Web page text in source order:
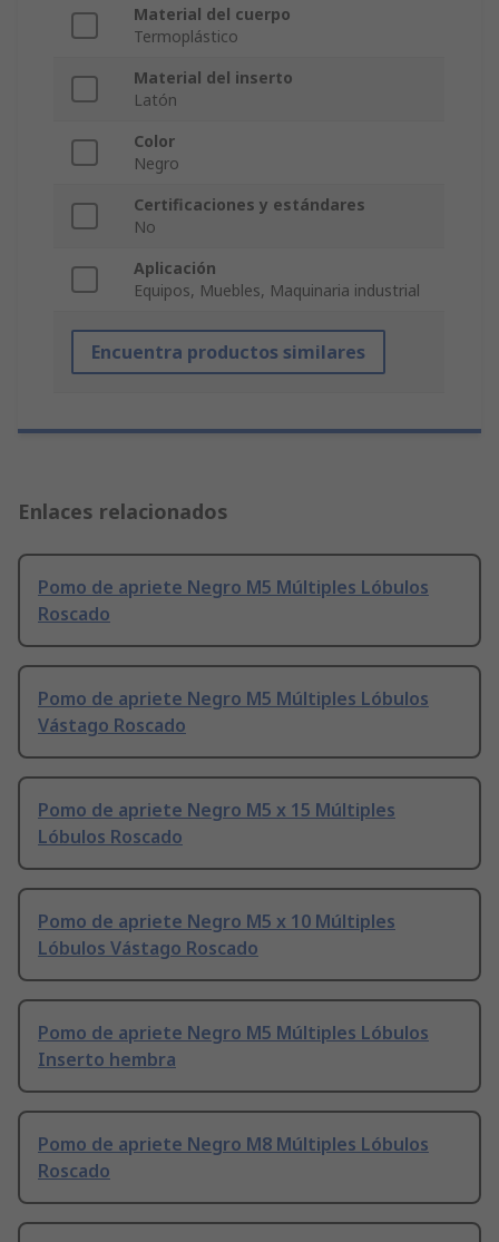
Material del cuerpo
Termoplástico
Material del inserto
Latón
Color
Negro
Certificaciones y estándares
No
Aplicación
Equipos, Muebles, Maquinaria industrial
Encuentra productos similares
Enlaces relacionados
Pomo de apriete Negro M5 Múltiples Lóbulos
Roscado
Pomo de apriete Negro M5 Múltiples Lóbulos
Vástago Roscado
Pomo de apriete Negro M5 x 15 Múltiples
Lóbulos Roscado
Pomo de apriete Negro M5 x 10 Múltiples
Lóbulos Vástago Roscado
Pomo de apriete Negro M5 Múltiples Lóbulos
Inserto hembra
Pomo de apriete Negro M8 Múltiples Lóbulos
Roscado